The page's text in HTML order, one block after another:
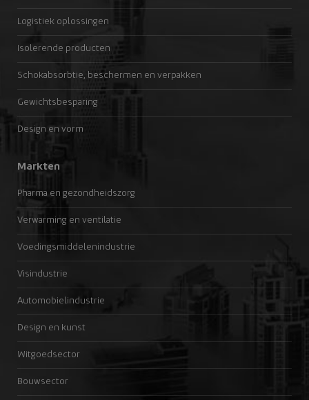
Logistiek oplossingen
Isolerende producten
Schokabsorbtie, beschermen en verpakken
Gewichtsbesparing
Design en vorm
Markten
Pharma en gezondheidszorg
Verwarming en ventilatie
Voedingsmiddelenindustrie
Visindustrie
Automobielindustrie
Design en kunst
Witgoedsector
Bouwsector